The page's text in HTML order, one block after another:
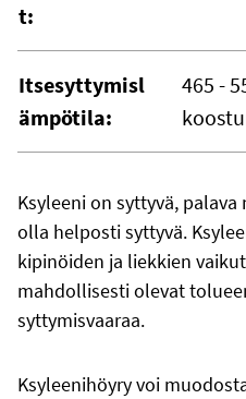
t:
Itsesyttymisl
ämpötila:
465 -
Ksyleeni on syttyvä,
olla helposti syttyvä.
kipinöiden ja liekkien
mahdollisesti olevat
syttymisvaaraa.
Ksyleenihöyry voi